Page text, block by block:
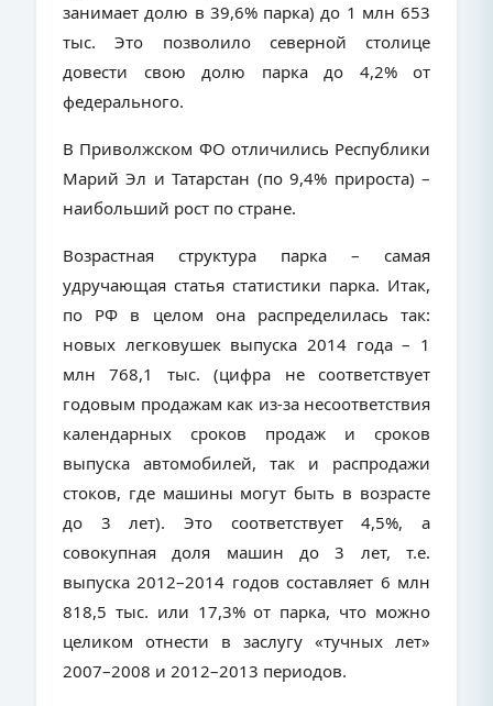
занимает долю в 39,6% парка) до 1 млн 653
тыс. Это позволило северной столице
довести свою долю парка до 4,2% от
федерального.
В Приволжском ФО отличились Республики
Марий Эл и Татарстан (по 9,4% прироста) –
наибольший рост по стране.
Возрастная структура парка – самая
удручающая статья статистики парка. Итак,
по РФ в целом она распределилась так:
новых легковушек выпуска 2014 года – 1
млн 768,1 тыс. (цифра не соответствует
годовым продажам как из-за несоответствия
календарных сроков продаж и сроков
выпуска автомобилей, так и распродажи
стоков, где машины могут быть в возрасте
до 3 лет). Это соответствует 4,5%, а
совокупная доля машин до 3 лет, т.е.
выпуска 2012–2014 годов составляет 6 млн
818,5 тыс. или 17,3% от парка, что можно
целиком отнести в заслугу «тучных лет»
2007–2008 и 2012–2013 периодов.